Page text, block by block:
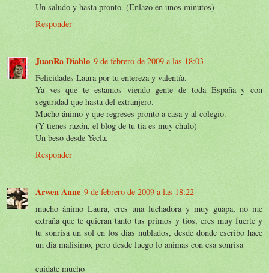
Un saludo y hasta pronto. (Enlazo en unos minutos)
Responder
JuanRa Diablo 9 de febrero de 2009 a las 18:03
Felicidades Laura por tu entereza y valentía.
Ya ves que te estamos viendo gente de toda España y con
seguridad que hasta del extranjero.
Mucho ánimo y que regreses pronto a casa y al colegio.
(Y tienes razón, el blog de tu tía es muy chulo)
Un beso desde Yecla.
Responder
Arwen Anne 9 de febrero de 2009 a las 18:22
mucho ánimo Laura, eres una luchadora y muy guapa, no me
extraña que te quieran tanto tus primos y tíos, eres muy fuerte y
tu sonrisa un sol en los días nublados, desde donde escribo hace
un día malisimo, pero desde luego lo animas con esa sonrisa
cuidate mucho